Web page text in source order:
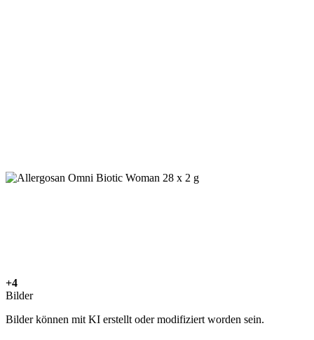
+4
Bilder
Bilder können mit KI erstellt oder modifiziert worden sein.